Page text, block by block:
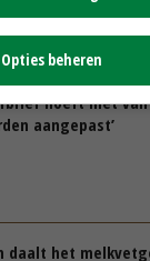
vlogger Kees
koeien hebben
hoeft niet
aangepast’
daalt het
Opties beheren